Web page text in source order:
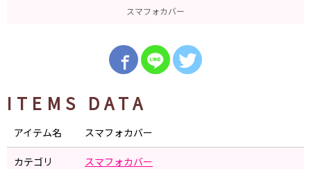
スマフォカバー
ITEMS DATA
アイテム名 スマフォカバー
カテゴリ スマフォカバー